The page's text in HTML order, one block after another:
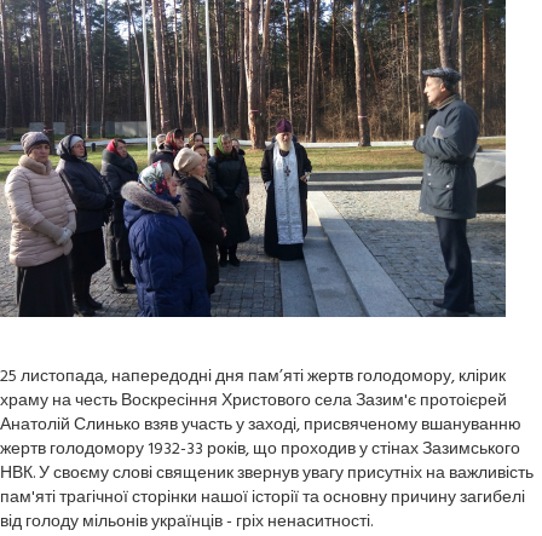
25 листопада, напередодні дня пам’яті жертв голодомору, клірик
храму на честь Воскресіння Христового села Зазим'є протоієрей
Анатолій Слинько взяв участь у заході, присвяченому вшануванню
жертв голодомору 1932-33 років, що проходив у стінах Зазимського
НВК. У своєму слові священик звернув увагу присутніх на важливість
пам'яті трагічної сторінки нашої історії та основну причину загибелі
від голоду мільонів українців - гріх ненаситності.